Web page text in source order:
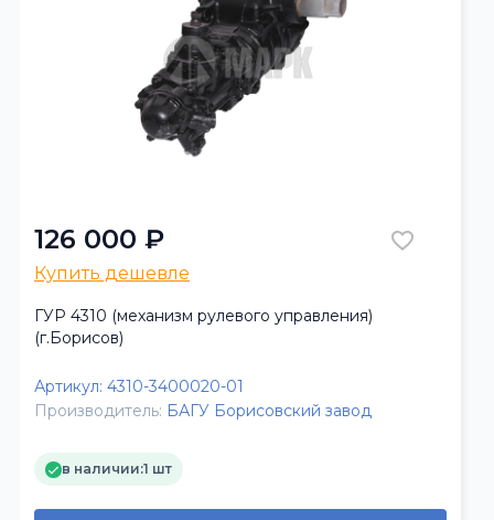
126 000 ₽
Купить дешевле
ГУР 4310 (механизм рулевого управления)
(г.Борисов)
Артикул: 4310-3400020-01
Производитель: БАГУ Борисовский завод
в наличии:1 шт